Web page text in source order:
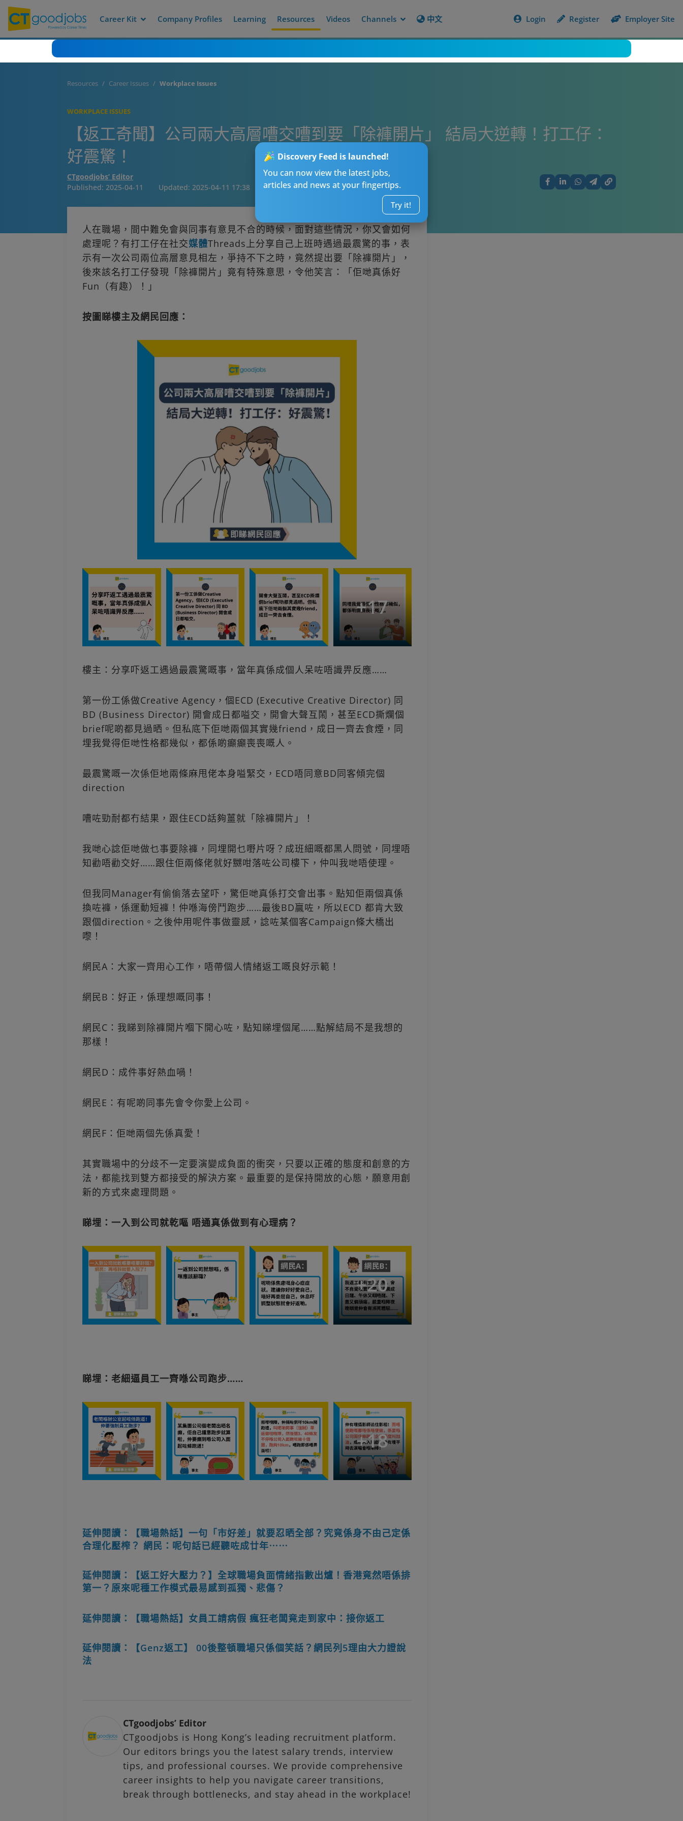
Career Kit Company Profiles Learning Resources Videos Channels 中文 Login Register Employer Site
Discovery Feed is launched!
You can now view the latest jobs,
articles and news at your fingertips.
Try it!
Resources Career Issues Workplace Issues
WORKPLACE ISSUES
【返工奇聞】公司兩大高層嘈交嘈到要「除褲開片」 結局大逆轉！打工仔：
好震驚！
CTgoodjobs’ Editor
Published: 2025-04-11 Updated: 2025-04-11 17:38
人在職場，間中難免會與同事有意見不合的時候，面對這些情況，你又會如何
處理呢？有打工仔在社交媒體Threads上分享自己上班時遇過最震驚的事，表
示有一次公司兩位高層意見相左，爭持不下之時，竟然提出要「除褲開片」，
後來該名打工仔發現「除褲開片」竟有特殊意思，令他笑言：「佢哋真係好
Fun（有趣）！」
按圖睇樓主及網民回應：
+17
樓主：分享吓返工遇過最震驚嘅事，當年真係成個人呆咗唔識畀反應……
第一份工係做Creative Agency，個ECD (Executive Creative Director) 同
BD (Business Director) 開會成日都嗌交，開會大聲互鬧，甚至ECD撕爛個
brief呢啲都見過晒。但私底下佢哋兩個其實幾friend，成日一齊去食煙，同
埋我覺得佢哋性格都幾似，都係啲癲癲喪喪嘅人。
最震驚嘅一次係佢地兩條麻甩佬本身嗌緊交，ECD唔同意BD同客傾完個
direction
嘈咗勁耐都冇結果，跟住ECD話夠薑就「除褲開片」！
我哋心諗佢哋做乜事要除褲，同埋開乜嘢片呀？成班細嘅都黑人問號，同埋唔
知勸唔勸交好……跟住佢兩條佬就好嬲咁落咗公司樓下，仲叫我哋唔使理。
但我同Manager有偷偷落去望吓，驚佢哋真係打交會出事。點知佢兩個真係
換咗褲，係運動短褲！仲喺海傍鬥跑步……最後BD贏咗，所以ECD 都肯大致
跟個direction。之後仲用呢件事做靈感，諗咗某個客Campaign條大橋出
嚟！
網民A：大家一齊用心工作，唔帶個人情緒返工嘅良好示範！
網民B：好正，係理想嘅同事！
網民C：我睇到除褲開片嗰下開心咗，點知睇埋個尾……點解結局不是我想的
那樣！
網民D：成件事好熱血喎！
網民E：有呢啲同事先會令你愛上公司。
網民F：佢哋兩個先係真愛！
其實職場中的分歧不一定要演變成負面的衝突，只要以正確的態度和創意的方
法，都能找到雙方都接受的解決方案。最重要的是保持開放的心態，願意用創
新的方式來處理問題。
睇埋：一入到公司就乾嘔 唔通真係做到有心理病？
+20
睇埋：老細逼員工一齊喺公司跑步……
+18
延伸閱讀：【職場熱話】一句「市好差」就要忍晒全部？究竟係身不由己定係
合理化壓榨？ 網民：呢句話已經聽咗成廿年⋯⋯
延伸閱讀：【返工好大壓力？】全球職場負面情緒指數出爐！香港竟然唔係排
第一？原來呢種工作模式最易感到孤獨、悲傷？
延伸閱讀：【職場熱話】女員工請病假 瘋狂老闆竟走到家中：接你返工
延伸閱讀：【Genz返工】 00後整頓職場只係個笑話？網民列5理由大力證說
法
CTgoodjobs’ Editor
CTgoodjobs is Hong Kong’s leading recruitment platform.
Our editors brings you the latest salary trends, interview
tips, and professional courses. We provide comprehensive
career insights to help you navigate career transitions,
break through bottlenecks, and stay ahead in the workplace!